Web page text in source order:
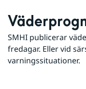
SMHI publicerar
fredagar. Eller vid
varningssituationer.